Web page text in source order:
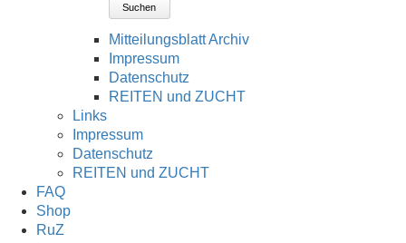
Suchen
Mitteilungsblatt Archiv
Impressum
Datenschutz
REITEN und ZUCHT
Links
Impressum
Datenschutz
REITEN und ZUCHT
FAQ
Shop
RuZ